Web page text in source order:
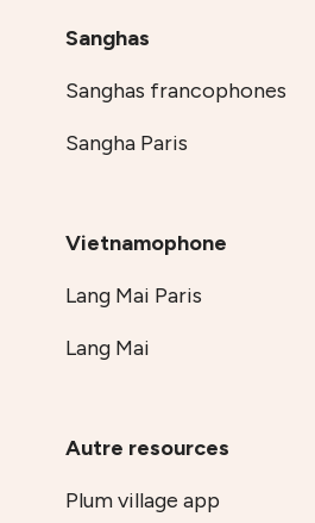
Sanghas
Sanghas francophones
Sangha Paris
Vietnamophone
Lang Mai Paris
Lang Mai
Autre resources
Plum village app